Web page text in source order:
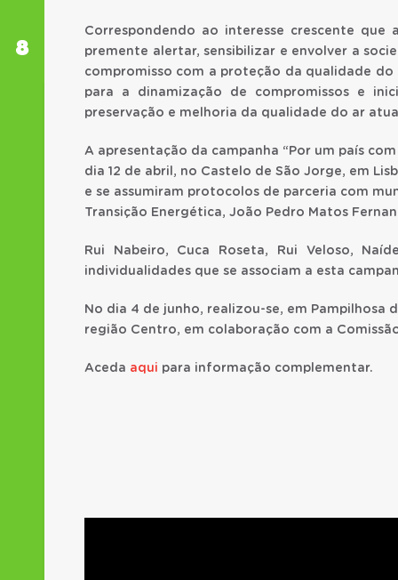
8
Correspondendo ao interesse crescente
premente alertar, sensibilizar e envolver a
compromisso com a proteção da qualidade
para a dinamização de compromissos e
preservação e melhoria da qualidade do ar
A apresentação da campanha “Por um país
dia 12 de abril, no Castelo de São Jorge, em
e se assumiram protocolos de parceria com
Transição Energética, João Pedro Matos
Rui Nabeiro, Cuca Roseta, Rui Veloso,
individualidades que se associam a esta
No dia 4 de junho, realizou-se, em Pampilhosa
região Centro, em colaboração com a
Aceda aqui para informação complementar.